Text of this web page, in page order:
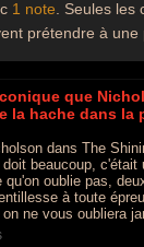
1 note . Seules
prétendre à une
que
la hache dans la
dans The
beaucoup,
oublie pas,
à toute
ne vous oubliera